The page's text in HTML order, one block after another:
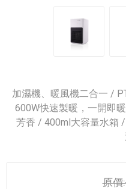
加濕機、暖風機二合一 /
600W快速製暖，一開即
芳香 / 400ml大容量水箱
原價: